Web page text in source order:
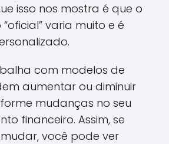
isso nos mostra é que o
varia muito e é
com modelos de
aumentar ou diminuir
mudanças no seu
financeiro. Assim, se
você pode ver